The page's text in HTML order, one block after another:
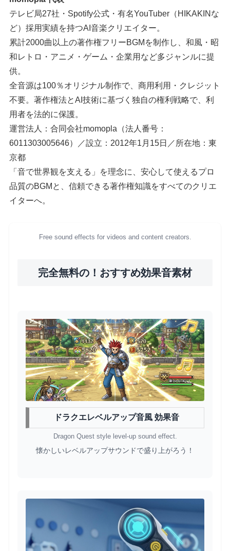
テレビ局27社・Spotify公式・有名YouTuber（HIKAKINな
ど）採用実績を持つAI音楽クリエイター。
累計2000曲以上の著作権フリーBGMを制作し、和風・昭
和レトロ・アニメ・ゲーム・企業用など多ジャンルに提
供。
全音源は100％オリジナル制作で、商用利用・クレジット
不要。著作権法とAI技術に基づく独自の権利戦略で、利
用者を法的に保護。
運営法人：合同会社momopla（法人番号：
6011303005646）／設立：2012年1月15日／所在地：東
京都
「音で世界観を支える」を理念に、安心して使えるプロ
品質のBGMと、信頼できる著作権知識をすべてのクリエ
イターへ。
Free sound effects for videos and content creators.
完全無料の！おすすめ効果音素材
ドラクエレベルアップ音風 効果音
Dragon Quest style level-up sound effect.
懐かしいレベルアップサウンドで盛り上がろう！